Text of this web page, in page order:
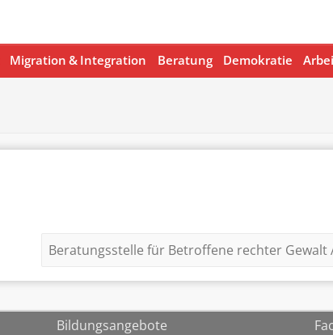
Migration & Integration Beratung Demokratie
Beratungsstelle für Betroffene rechter
Bildungsangebote